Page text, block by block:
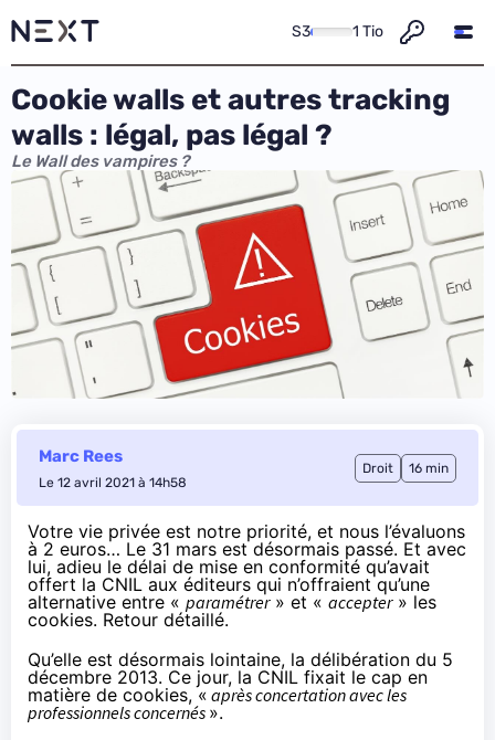
S3 1 Tio
Cookie walls et autres tracking
walls : légal, pas légal ?
Le Wall des vampires ?
Marc Rees
Le 12 avril 2021 à 14h58
Droit 16 min
Votre vie privée est notre priorité, et nous l’évaluons
à 2 euros… Le 31 mars est désormais passé. Et avec
lui, adieu le délai de mise en conformité qu’avait
offert la CNIL aux éditeurs qui n’offraient qu’une
alternative entre « paramétrer» et « accepter» les
cookies. Retour détaillé.
Qu’elle est désormais lointaine, la délibération du 5
décembre 2013. Ce jour, la CNIL fixait le cap en
matière de cookies, « après concertation avec les
professionnels concernés ».